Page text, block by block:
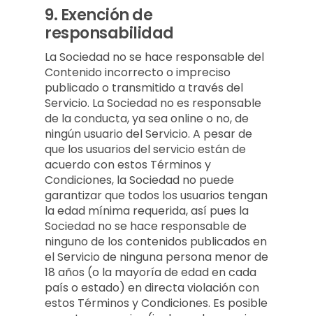
9. Exención de
responsabilidad
La Sociedad no se hace responsable del
Contenido incorrecto o impreciso
publicado o transmitido a través del
Servicio. La Sociedad no es responsable
de la conducta, ya sea online o no, de
ningún usuario del Servicio. A pesar de
que los usuarios del servicio están de
acuerdo con estos Términos y
Condiciones, la Sociedad no puede
garantizar que todos los usuarios tengan
la edad mínima requerida, así pues la
Sociedad no se hace responsable de
ninguno de los contenidos publicados en
el Servicio de ninguna persona menor de
18 años (o la mayoría de edad en cada
país o estado) en directa violación con
estos Términos y Condiciones. Es posible